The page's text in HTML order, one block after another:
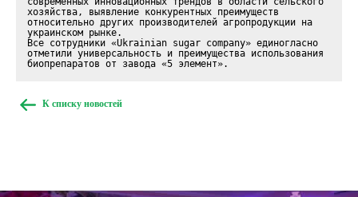
хозяйства, выявление конкурентных преимуществ
относительно других производителей агропродукции на
украинском рынке.
Все сотрудники «Ukrainian sugar company» единогласно
отметили универсальность и преимущества использования
биопрепаратов от завода «5 элемент».
К списку новостей